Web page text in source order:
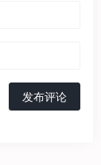
发布评论